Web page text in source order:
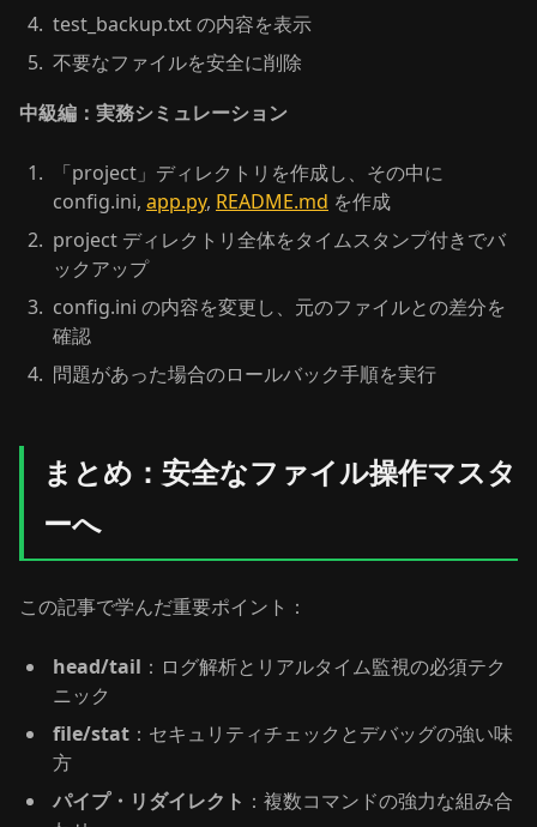
test_backup.txt の内容を表示
不要なファイルを安全に削除
中級編：実務シミュレーション
「project」ディレクトリを作成し、その中に
config.ini, app.py, README.md を作成
project ディレクトリ全体をタイムスタンプ付きでバ
ックアップ
config.ini の内容を変更し、元のファイルとの差分を
確認
問題があった場合のロールバック手順を実行
まとめ：安全なファイル操作マスタ
ーへ
この記事で学んだ重要ポイント：
head/tail ：ログ解析とリアルタイム監視の必須テク
ニック
file/stat ：セキュリティチェックとデバッグの強い味
方
パイプ・リダイレクト ：複数コマンドの強力な組み合